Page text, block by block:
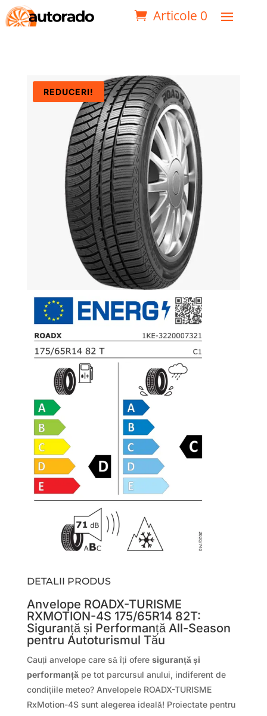
Articole 0
REDUCERI!
DETALII PRODUS
Anvelope ROADX-TURISME
RXMOTION-4S 175/65R14 82T:
Siguranță și Performanță All-Season
pentru Autoturismul Tău
Cauți anvelope care să îți ofere siguranță și
performanțăpe tot parcursul anului, indiferent de
condițiile meteo? Anvelopele ROADX-TURISME
RxMotion-4S sunt alegerea ideală! Proiectate pentru